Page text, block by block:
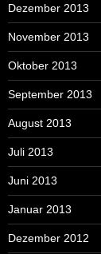
Dezember 2013
November 2013
Oktober 2013
September 2013
August 2013
Juli 2013
Juni 2013
Januar 2013
Dezember 2012